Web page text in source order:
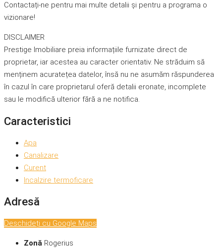
Contactați-ne pentru mai multe detalii și pentru a programa o
vizionare!
DISCLAIMER
Prestige Imobiliare preia informațiile furnizate direct de
proprietar, iar acestea au caracter orientativ. Ne străduim să
menținem acuratețea datelor, însă nu ne asumăm răspunderea
în cazul în care proprietarul oferă detalii eronate, incomplete
sau le modifică ulterior fără a ne notifica.
Caracteristici
Apa
Canalizare
Curent
Incalzire termoficare
Adresă
Deschideți cu Google Maps
Zonă Rogerius